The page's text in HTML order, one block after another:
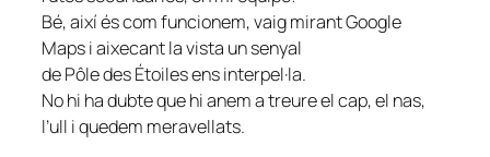
Bé, així és com funcionem, vaig mirant Google
Maps i aixecant la vista un senyal
de Pôle des Étoiles ens interpel·la.
No hi ha dubte que hi anem a treure el cap, el nas,
l’ull i quedem meravellats.